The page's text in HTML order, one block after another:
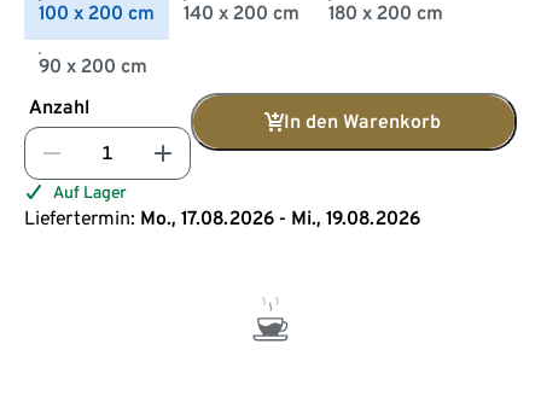
100 x 200 cm 140 x 200 cm 180 x 200 cm
90 x 200 cm
Anzahl
In den Warenkorb
Auf Lager
Liefertermin: Mo., 17.08.2026 - Mi., 19.08.2026